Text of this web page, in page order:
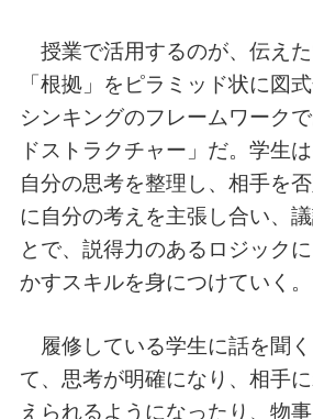
授業で活用するのが、伝えた
「根拠」をピラミッド状に図
シンキングのフレームワーク
ドストラクチャー」だ。学生
自分の思考を整理し、相手を
に自分の考えを主張し合い、
とで、説得力のあるロジック
かすスキルを身につけていく。
履修している学生に話を聞
て、思考が明確になり、相手
えられるようになったり、物